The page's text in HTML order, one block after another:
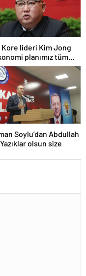
Kore lideri Kim Jong
planımız tüm
başarısız oldu
Soylu’dan Abdullah
olsun size